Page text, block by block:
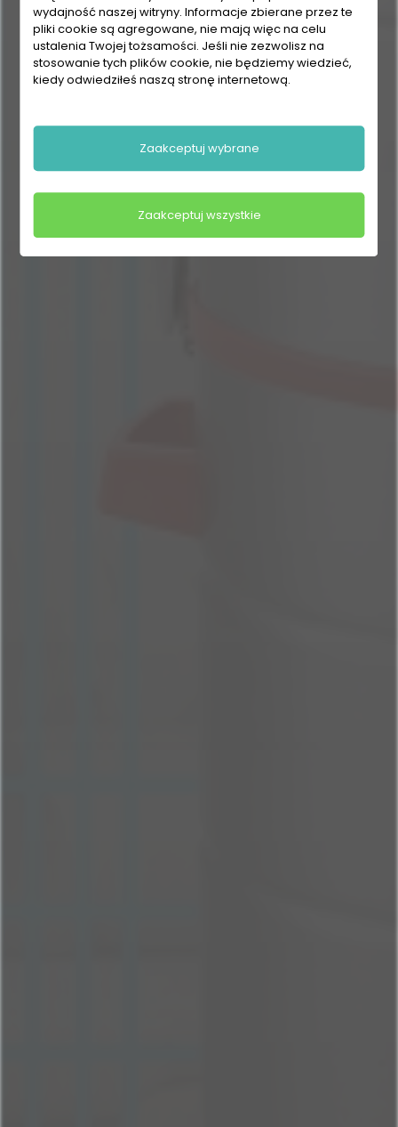
wydajność naszej witryny. Informacje zbierane przez te
pliki cookie są agregowane, nie mają więc na celu
ustalenia Twojej tożsamości. Jeśli nie zezwolisz na
stosowanie tych plików cookie, nie będziemy wiedzieć,
kiedy odwiedziłeś naszą stronę internetową.
Zaakceptuj wybrane
Zaakceptuj wszystkie